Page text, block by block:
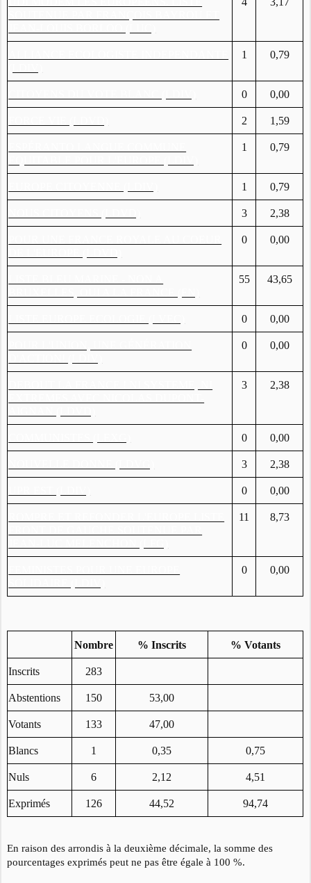
1 0,79
0 0,00
2 1,59
1 0,79
1 0,79
3 2,38
0 0,00
55 43,65
0 0,00
0 0,00
3 2,38
0 0,00
3 2,38
0 0,00
11 8,73
0 0,00
Nombre % Inscrits % Votants
Inscrits 283
Abstentions 150 53,00
Votants 133 47,00
Blancs 1 0,35 0,75
Nuls 6 2,12 4,51
Exprimés 126 44,52 94,74
En raison des arrondis à la deuxième décimale, la somme des
pourcentages exprimés peut ne pas être égale à 100 %.